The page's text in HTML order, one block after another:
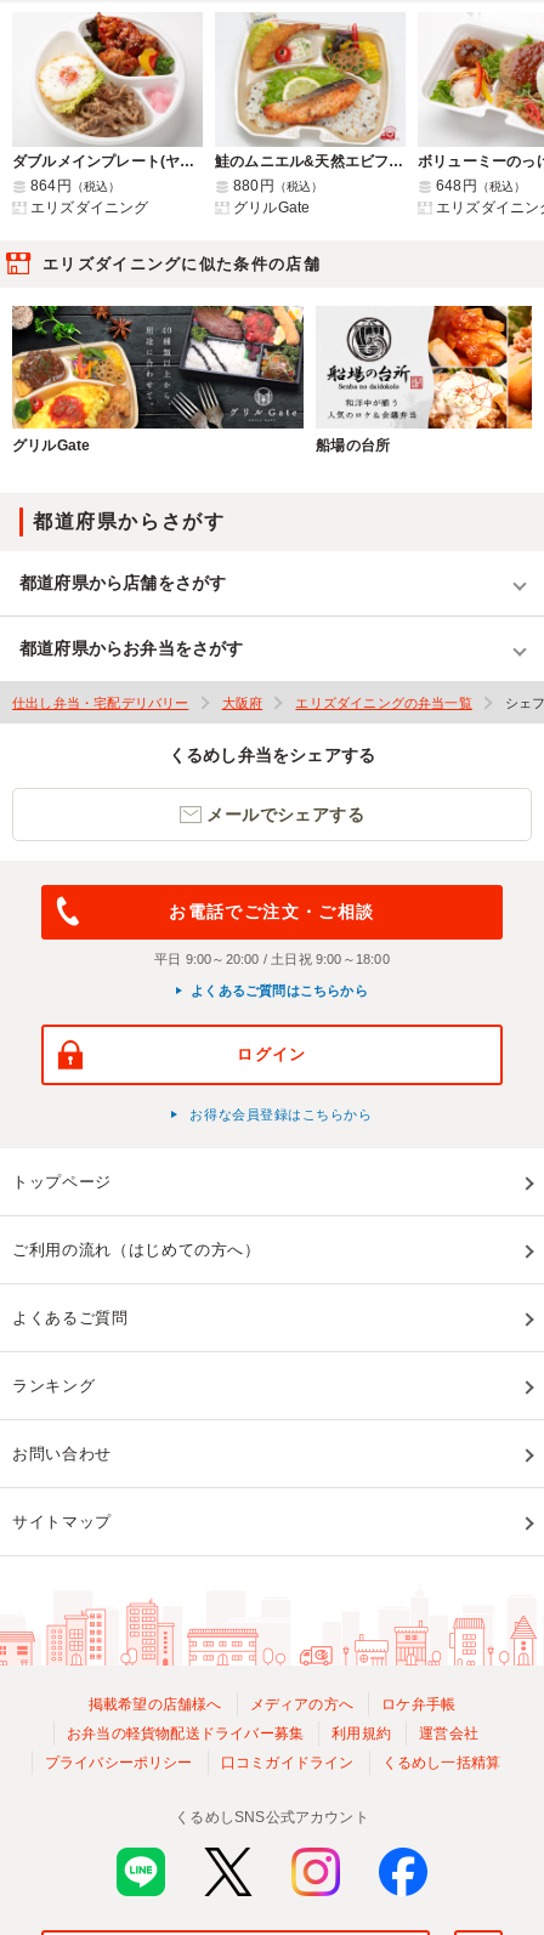
ダブルメインプレート(ヤンニョムチキン&牛焼肉)
864円
（税込）
エリズダイニング
鮭のムニエル&天然エビフライ・季節の8種サラダ
880円
（税込）
グリルGate
648円 （税込）
エリズダイニン
エリズダイニングに似た条件の店舗
グリルGate 船場の台所
都道府県からさがす
都道府県から店舗をさがす
都道府県からお弁当をさがす
仕出し弁当・宅配デリバリー 大阪府 エリズダイニングの弁当一覧 シェ
くるめし弁当をシェアする
メールでシェアする
お電話でご注文・ご相談
平日 9:00～20:00 / 土日祝 9:00～18:00
よくあるご質問はこちらから
ログイン
お得な会員登録はこちらから
トップページ
ご利用の流れ（はじめての方へ）
よくあるご質問
ランキング
お問い合わせ
サイトマップ
掲載希望の店舗様へ メディアの方へ
ロケ弁手帳
お弁当の軽貨物配送ドライバー募集
利用規約
運営会社
プライバシーポリシー
口コミガイドライン くるめし一括精算
くるめしSNS公式アカウント